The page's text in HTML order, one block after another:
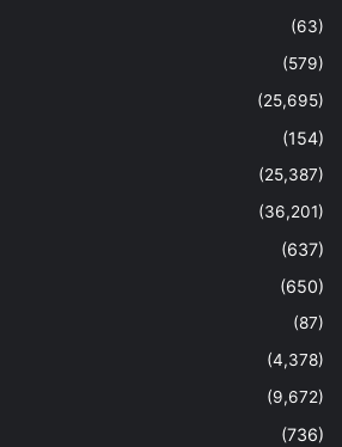
(63)
(579)
(25,695)
(154)
(25,387)
(36,201)
(637)
(650)
(87)
(4,378)
(9,672)
(736)